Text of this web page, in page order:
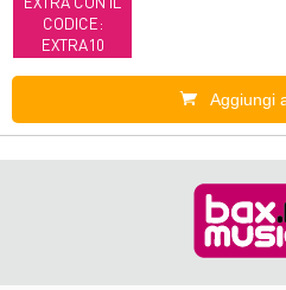
CODICE:
EXTRA10
Aggiungi